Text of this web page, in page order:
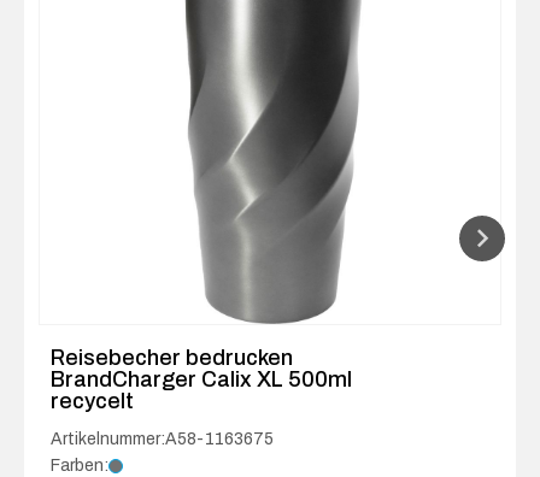
Reisebecher bedrucken
BrandCharger Calix XL 500ml
recycelt
Artikelnummer:A58-1163675
Farben: